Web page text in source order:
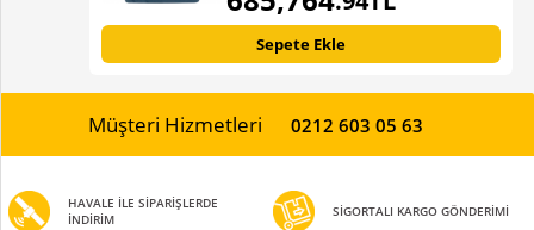
Sepete Ekle
Müşteri Hizmetleri 0212 603 05 63
HAVALE İLE SİPARİŞLERDE
İNDİRİM
SİGORTALI KARGO GÖNDERİMİ